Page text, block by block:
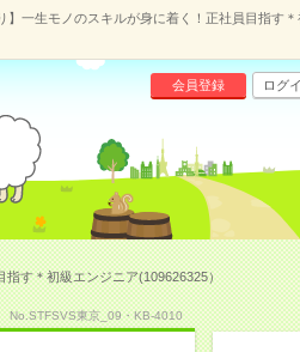
】一生モノのスキルが身に着く！正社員目指す
会員登録 ログ
す＊初級エンジニア(109626325）
No.STFSVS東京_09・KB-4010